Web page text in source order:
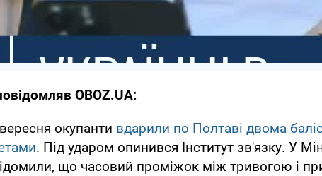
OBOZ.UA:
окупанти вдарили по Полтаві двома
. Під ударом опинився Інститут зв'язку. У
що часовий проміжок між тривогою і